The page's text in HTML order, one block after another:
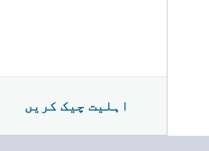
اہلیت چیک کریں